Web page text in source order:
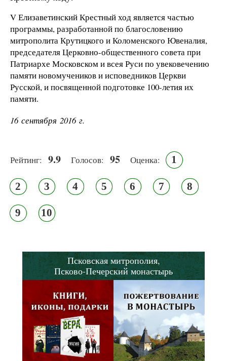
V Елизаветинский Крестный ход является частью
программы, разработанной по благословению
митрополита Крутицкого и Коломенского Ювеналия,
председателя Церковно-общественного совета при
Патриархе Московском и всея Руси по увековечению
памяти новомучеников и исповедников Церкви
Русской, и посвященной подготовке 100-летия их
памяти.
16 сентября 2016 г.
Рейтинг: 9.9 Голосов: 95 Оценка: 1
2 3 4 5 6 7 8
9 10
Псковская митрополия,
Псково-Печерский монастырь